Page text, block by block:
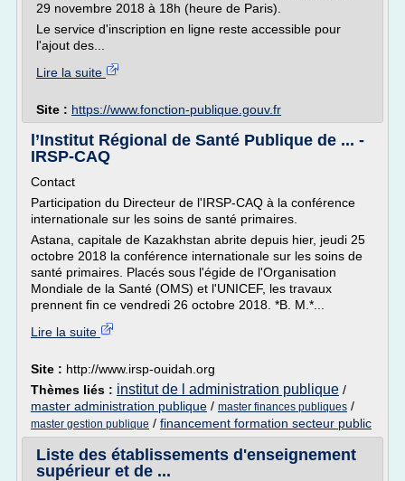
29 novembre 2018 à 18h (heure de Paris).
Le service d'inscription en ligne reste accessible pour
l'ajout des...
Lire la suite
Site : https://www.fonction-publique.gouv.fr
l’Institut Régional de Santé Publique de ... -
IRSP-CAQ
Contact
Participation du Directeur de l'IRSP-CAQ à la conférence
internationale sur les soins de santé primaires.
Astana, capitale de Kazakhstan abrite depuis hier, jeudi 25
octobre 2018 la conférence internationale sur les soins de
santé primaires. Placés sous l'égide de l'Organisation
Mondiale de la Santé (OMS) et l'UNICEF, les travaux
prennent fin ce vendredi 26 octobre 2018. *B. M.*...
Lire la suite
Site : http://www.irsp-ouidah.org
Thèmes liés : institut de l administration publique /
master administration publique / master finances publiques /
master gestion publique / financement formation secteur public
Liste des établissements d'enseignement
supérieur et de ...